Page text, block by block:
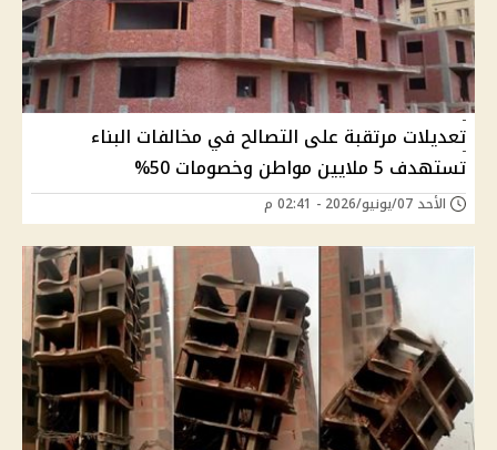
تعديلات مرتقبة على التصالح في مخالفات البناء
تستهدف 5 ملايين مواطن وخصومات 50%
الأحد 07/يونيو/2026 - 02:41 م